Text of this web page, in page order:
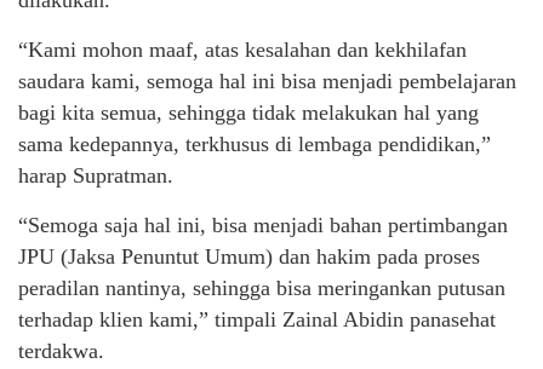
“Kami mohon maaf, atas kesalahan dan kekhilafan
saudara kami, semoga hal ini bisa menjadi pembelajaran
bagi kita semua, sehingga tidak melakukan hal yang
sama kedepannya, terkhusus di lembaga pendidikan,”
harap Supratman.
“Semoga saja hal ini, bisa menjadi bahan pertimbangan
JPU (Jaksa Penuntut Umum) dan hakim pada proses
peradilan nantinya, sehingga bisa meringankan putusan
terhadap klien kami,” timpali Zainal Abidin panasehat
terdakwa.